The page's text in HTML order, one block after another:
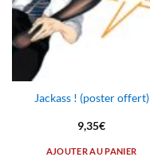
Jackass ! (poster offert)
9,35€
AJOUTER AU PANIER